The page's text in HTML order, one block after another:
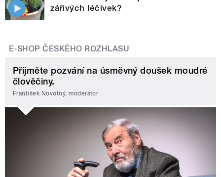
zářivých léčivek?
E-SHOP ČESKÉHO ROZHLASU
Přijměte pozvání na úsměvný doušek moudré
člověčiny.
František Novotný, moderátor